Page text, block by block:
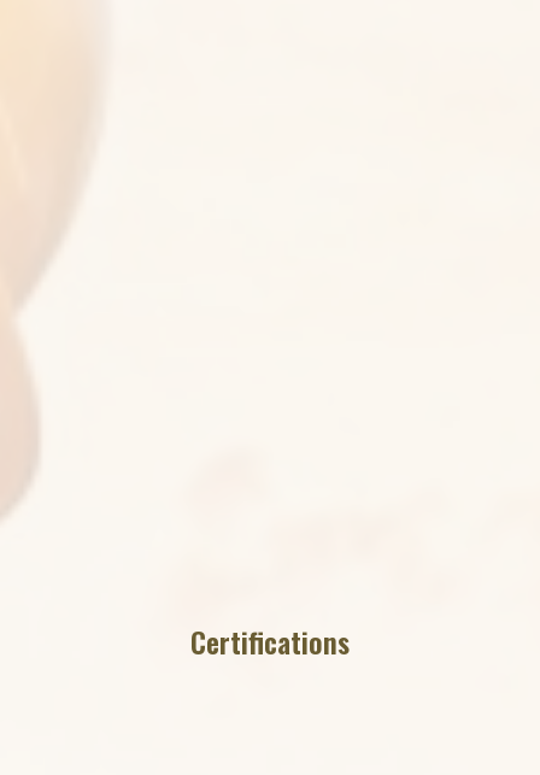
Certifications